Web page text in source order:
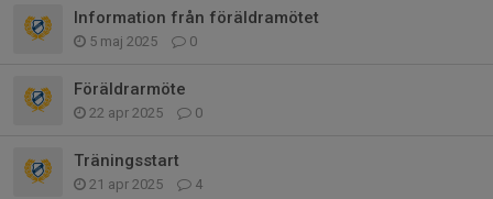
Information från föräldramötet
5 maj 2025 0
Föräldrarmöte
22 apr 2025 0
Träningsstart
21 apr 2025 4